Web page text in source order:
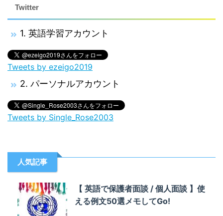
Twitter
1. 英語学習アカウント
Tweets by ezeigo2019
2. パーソナルアカウント
Tweets by Single_Rose2003
人気記事
【 英語で保護者面談 / 個人面談 】使
える例文50選メモしてGo!